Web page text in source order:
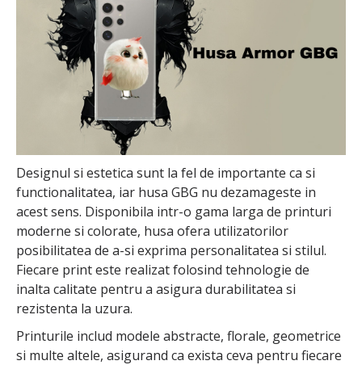
Designul si estetica sunt la fel de importante ca si
functionalitatea, iar husa GBG nu dezamageste in
acest sens. Disponibila intr-o gama larga de printuri
moderne si colorate, husa ofera utilizatorilor
posibilitatea de a-si exprima personalitatea si stilul.
Fiecare print este realizat folosind tehnologie de
inalta calitate pentru a asigura durabilitatea si
rezistenta la uzura.
Printurile includ modele abstracte, florale, geometrice
si multe altele, asigurand ca exista ceva pentru fiecare